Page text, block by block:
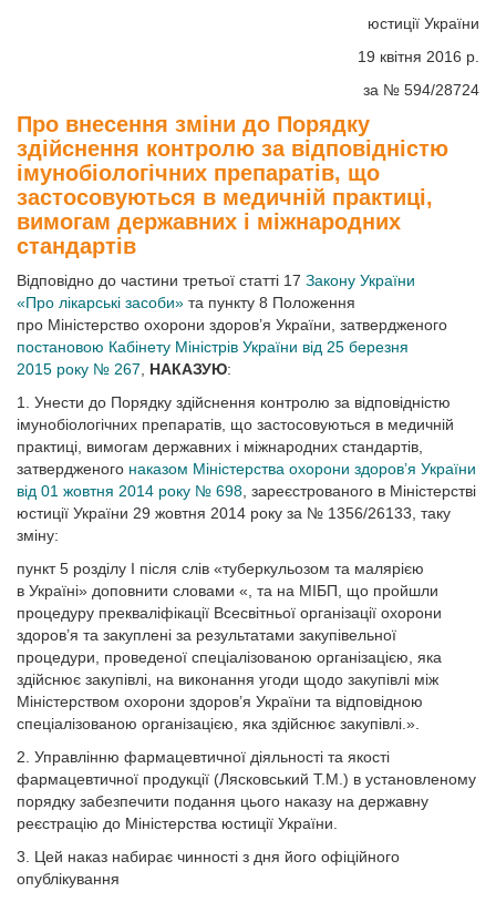
юстиції України
19 квітня 2016 р.
за № 594/28724
Про внесення зміни до Порядку
здійснення контролю за відповідністю
імунобіологічних препаратів, що
застосовуються в медичній практиці,
вимогам державних і міжнародних
стандартів
Відповідно до частини третьої статті 17 Закону України
«Про лікарські засоби» та пункту 8 Положення
про Міністерство охорони здоров’я України, затвердженого
постановою Кабінету Міністрів України від 25 березня
2015 року № 267
НАКАЗУЮ:
1. Унести до Порядку здійснення контролю за відповідністю
імунобіологічних препаратів, що застосовуються в медичній
практиці, вимогам державних і міжнародних стандартів,
затвердженого наказом Міністерства охорони здоров’я України
від 01 жовтня 2014 року № 698 , зареєстрованого в Міністерстві
юстиції України 29 жовтня 2014 року за № 1356/26133, таку
зміну:
пункт 5 розділу І після слів «туберкульозом та малярією
в Україні» доповнити словами «, та на МІБП, що пройшли
процедуру прекваліфікації Всесвітньої організації охорони
здоров’я та закуплені за результатами закупівельної
процедури, проведеної спеціалізованою організацією, яка
здійснює закупівлі, на виконання угоди щодо закупівлі між
Міністерством охорони здоров’я України та відповідною
спеціалізованою організацією, яка здійснює закупівлі.».
2. Управлінню фармацевтичної діяльності та якості
фармацевтичної продукції (Лясковський Т.М.) в установленому
порядку забезпечити подання цього наказу на державну
реєстрацію до Міністерства юстиції України.
3. Цей наказ набирає чинності з дня його офіційного
опублікування